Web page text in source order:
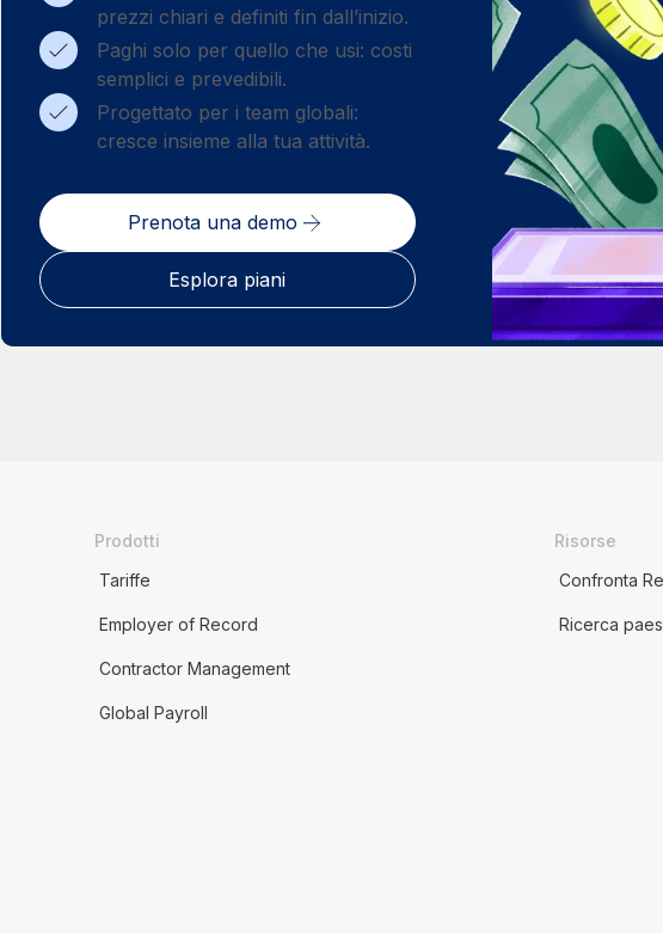
prezzi chiari e definiti fin dall’inizio.
Paghi solo per quello che usi: costi
semplici e prevedibili.
Progettato per i team globali:
cresce insieme alla tua attività.
Prenota una demo
Esplora piani
Prodotti
Tariffe
Employer of Record
Contractor Management
Global Payroll
Risorse
Confronta
Ricerca